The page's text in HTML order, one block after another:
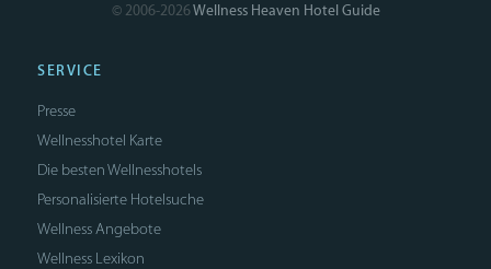
© 2006-2026Wellness Heaven Hotel Guide
SERVICE
Presse
Wellnesshotel Karte
Die besten Wellnesshotels
Personalisierte Hotelsuche
Wellness Angebote
Wellness Lexikon